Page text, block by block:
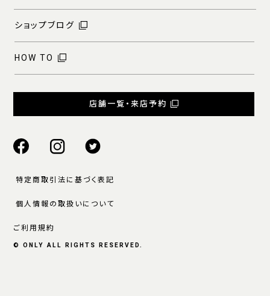
ショップブログ
HOW TO
店舗一覧・来店予約
特定商取引法に基づく表記
個人情報の取扱いについて
ご利用規約
© ONLY ALL RIGHTS RESERVED.